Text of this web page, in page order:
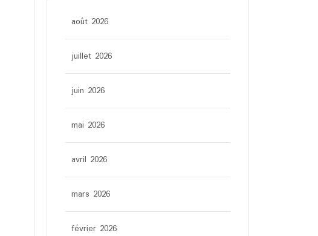
août 2026
juillet 2026
juin 2026
mai 2026
avril 2026
mars 2026
février 2026